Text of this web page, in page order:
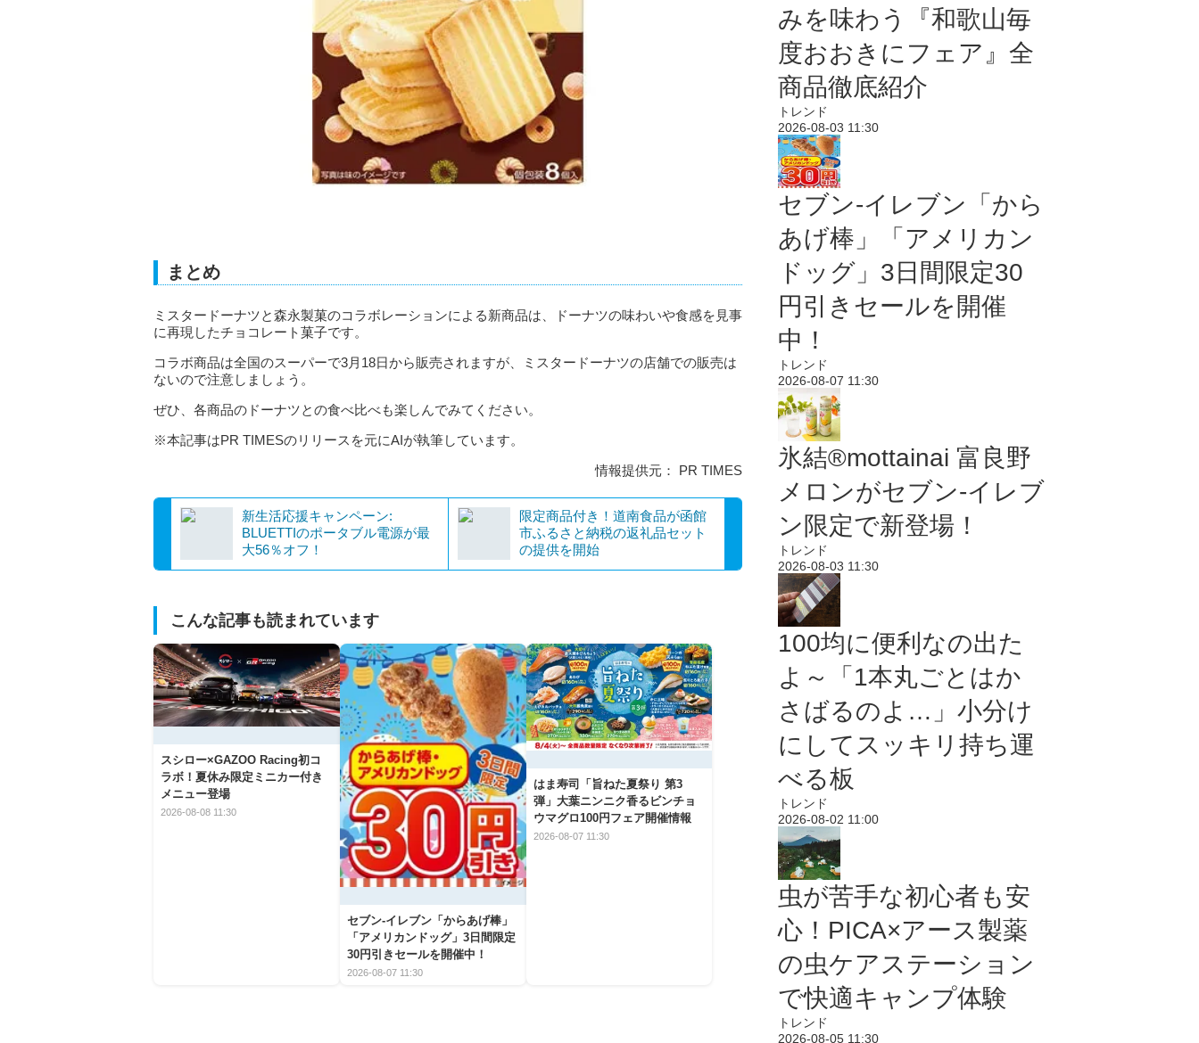
まとめ
ミスタードーナツと森永製菓のコラボレーションによる新商品は、ドーナツの味わいや食感を見事
に再現したチョコレート菓子です。
コラボ商品は全国のスーパーで3月18日から販売されますが、ミスタードーナツの店舗での販売は
ないので注意しましょう。
ぜひ、各商品のドーナツとの食べ比べも楽しんでみてください。
※本記事はPR TIMESのリリースを元にAIが執筆しています。
情報提供元： PR TIMES
新生活応援キャンペーン:
BLUETTIのポータブル電源が最
大56％オフ！
限定商品付き！道南食品が函館
市ふるさと納税の返礼品セット
の提供を開始
こんな記事も読まれています
スシロー×GAZOO Racing初コ
ラボ！夏休み限定ミニカー付き
メニュー登場
2026-08-08 11:30
セブン‐イレブン「からあげ棒」
「アメリカンドッグ」3日間限定
30円引きセールを開催中！
2026-08-07 11:30
はま寿司「旨ねた夏祭り 第3
弾」大葉ニンニク香るビンチョ
ウマグロ100円フェア開催情報
2026-08-07 11:30
みを味わう『和歌山毎
度おおきにフェア』全
商品徹底紹介
トレンド
2026-08-03 11:30
セブン‐イレブン「から
あげ棒」「アメリカン
ドッグ」3日間限定30
円引きセールを開催
中！
トレンド
2026-08-07 11:30
氷結®mottainai 富良野
メロンがセブン‐イレブ
ン限定で新登場！
トレンド
2026-08-03 11:30
100均に便利なの出た
よ～「1本丸ごとはか
さばるのよ…」小分け
にしてスッキリ持ち運
べる板
トレンド
2026-08-02 11:00
虫が苦手な初心者も安
心！PICA×アース製薬
の虫ケアステーション
で快適キャンプ体験
トレンド
2026-08-05 11:30